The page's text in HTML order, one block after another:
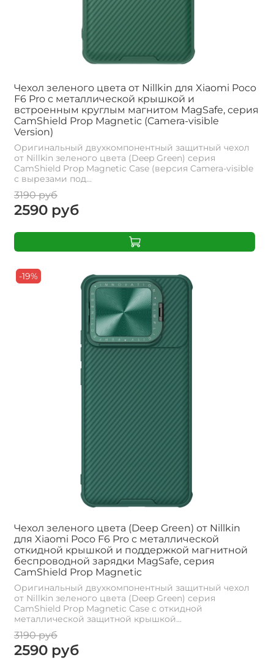
Чехол зеленого цвета от Nillkin для Xiaomi Poco
F6 Pro с металлической крышкой и
встроенным круглым магнитом MagSafe, серия
CamShield Prop Magnetic (Camera-visible
Version)
Оригинальный двухкомпонентный защитный чехол
от Nillkin зеленого цвета (Deep Green) серия
CamShield Prop Magnetic Case (версия Camera-visible
с вырезами под...
3190 руб
2590 руб
-19%
Чехол зеленого цвета (Deep Green) от Nillkin
для Xiaomi Poco F6 Pro с металлической
откидной крышкой и поддержкой магнитной
беспроводной зарядки MagSafe, серия
CamShield Prop Magnetic
Оригинальный двухкомпонентный защитный чехол
от Nillkin зеленого цвета (Deep Green) серия
CamShield Prop Magnetic Case с откидной
металлической защитной крышкой...
3190 руб
2590 руб